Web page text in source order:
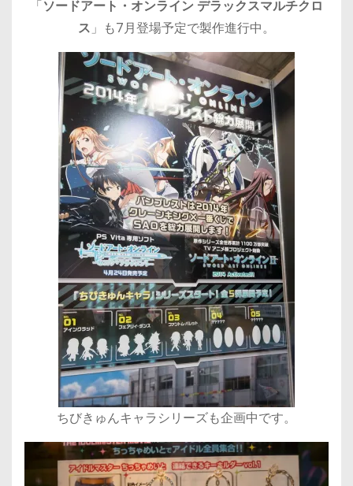
「ソードアート・オンライン デラックスマルチクロ
ス 」も7月登場予定で製作進行中。
ちびきゅんキャラシリーズも企画中です。